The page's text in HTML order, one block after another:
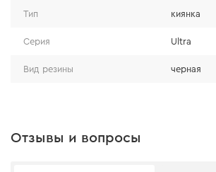
Тип киянка
Серия Ultra
Вид резины черная
Отзывы и вопросы